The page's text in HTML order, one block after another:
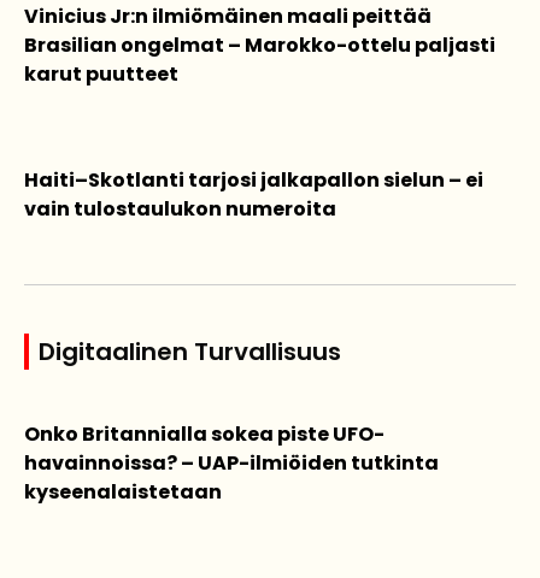
Vinicius Jr:n ilmiömäinen maali peittää
Brasilian ongelmat – Marokko-ottelu paljasti
karut puutteet
Haiti–Skotlanti tarjosi jalkapallon sielun – ei
vain tulostaulukon numeroita
Digitaalinen Turvallisuus
Onko Britannialla sokea piste UFO-
havainnoissa? – UAP-ilmiöiden tutkinta
kyseenalaistetaan